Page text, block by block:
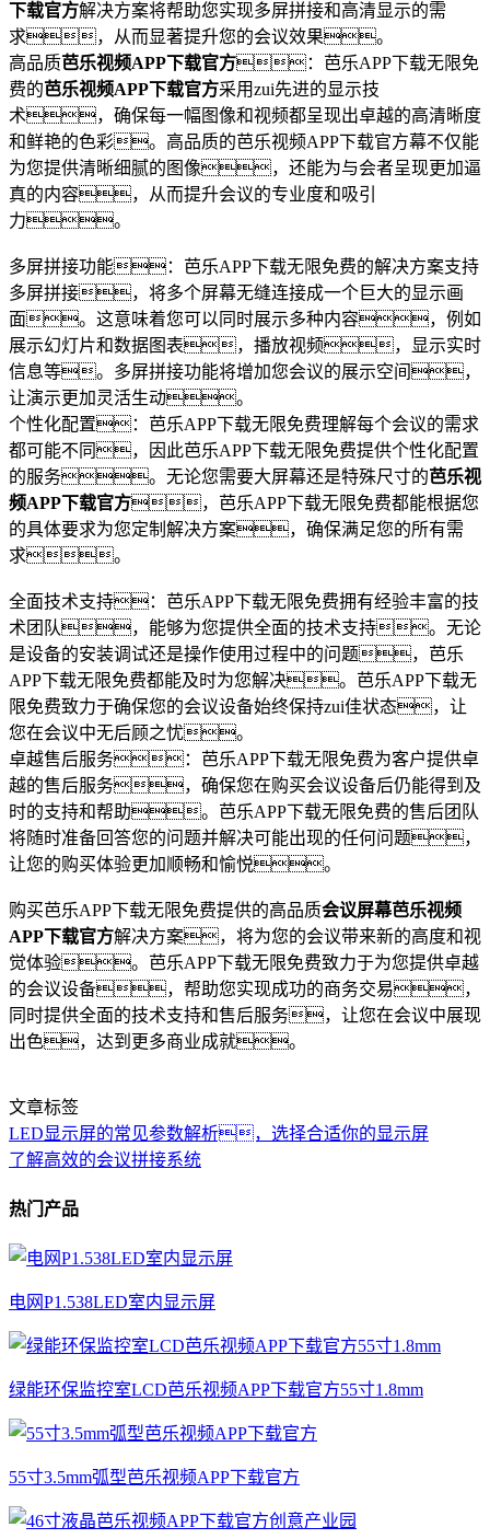
下载官方解决方案将帮助您实现多屏拼接和高清显示的需
求，从而显著提升您的会议效果。
高品质芭乐视频APP下载官方：芭乐APP下载无限免
费的芭乐视频APP下载官方采用zui先进的显示技
术，确保每一幅图像和视频都呈现出卓越的高清晰度
和鲜艳的色彩。高品质的芭乐视频APP下载官方幕不仅能
为您提供清晰细腻的图像，还能为与会者呈现更加逼
真的内容，从而提升会议的专业度和吸引
力。
多屏拼接功能：芭乐APP下载无限免费的解决方案支持
多屏拼接，将多个屏幕无缝连接成一个巨大的显示画
面。这意味着您可以同时展示多种内容，例如
展示幻灯片和数据图表，播放视频，显示实时
信息等。多屏拼接功能将增加您会议的展示空间，
让演示更加灵活生动。
个性化配置：芭乐APP下载无限免费理解每个会议的需求
都可能不同，因此芭乐APP下载无限免费提供个性化配置
的服务。无论您需要大屏幕还是特殊尺寸的芭乐视
频APP下载官方，芭乐APP下载无限免费都能根据您
的具体要求为您定制解决方案，确保满足您的所有需
求。
全面技术支持：芭乐APP下载无限免费拥有经验丰富的技
术团队，能够为您提供全面的技术支持。无论
是设备的安装调试还是操作使用过程中的问题，芭乐
APP下载无限免费都能及时为您解决。芭乐APP下载无
限免费致力于确保您的会议设备始终保持zui佳状态，让
您在会议中无后顾之忧。
卓越售后服务：芭乐APP下载无限免费为客户提供卓
越的售后服务，确保您在购买会议设备后仍能得到及
时的支持和帮助。芭乐APP下载无限免费的售后团队
将随时准备回答您的问题并解决可能出现的任何问题，
让您的购买体验更加顺畅和愉悦。
购买芭乐APP下载无限免费提供的高品质会议屏幕芭乐视频
APP下载官方解决方案，将为您的会议带来新的高度和视
觉体验。芭乐APP下载无限免费致力于为您提供卓越
的会议设备，帮助您实现成功的商务交易，
同时提供全面的技术支持和售后服务，让您在会议中展现
出色，达到更多商业成就。
文章标签
LED显示屏的常见参数解析，选择合适你的显示屏
了解高效的会议拼接系统
热门产品
电网P1.538LED室内显示屏
绿能环保监控室LCD芭乐视频APP下载官方55寸1.8mm
55寸3.5mm弧型芭乐视频APP下载官方